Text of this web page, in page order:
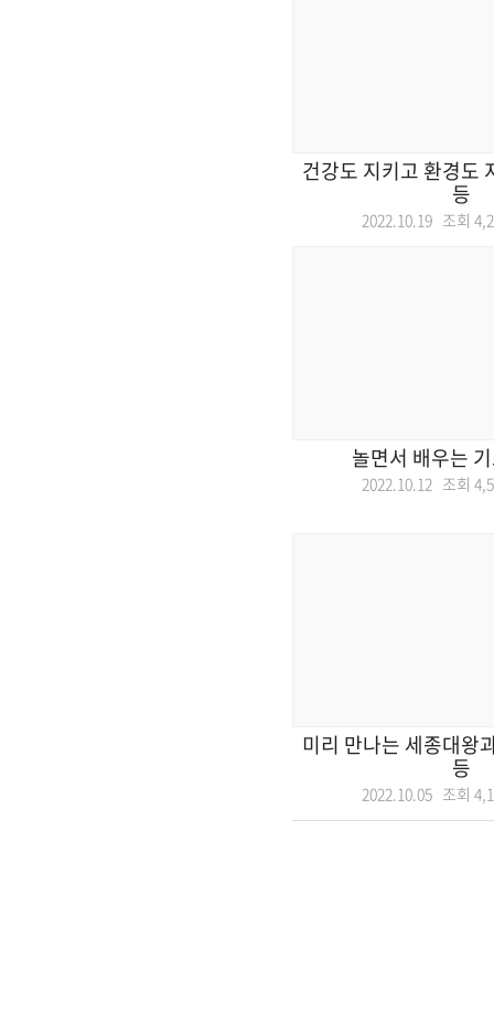
건강도 지키고 환경도
등
2022.10.19 조회
놀면서 배우는
2022.10.12 조회
미리 만나는 세종대왕
등
2022.10.05 조회